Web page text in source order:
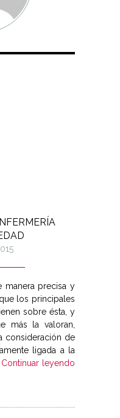
manera precisa y
los principales
sobre ésta, y
más la valoran,
consideración de
ligada a la
Continuar leyendo